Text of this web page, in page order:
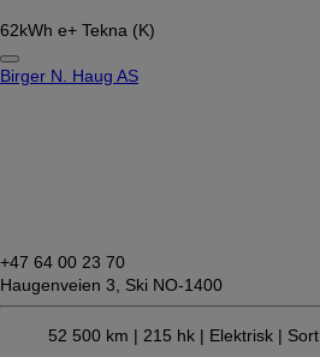
62kWh e+ Tekna (K)
Birger N. Haug AS
+47 64 00 23 70
Haugenveien 3, Ski NO-1400
52 500 km | 215 hk | Elektrisk | Sort